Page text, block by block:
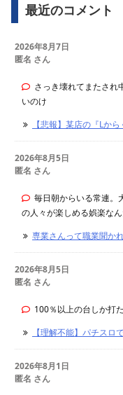
最近のコメント
2026年8月7日
匿名 さん
さっき壊れてまたされ
いのけ
【悲報】某店の『Lか
2026年8月5日
匿名 さん
毎日朝からいる常連。
の人々が楽しめる娯楽なん
専業さんって職業聞か
2026年8月5日
匿名 さん
100％以上の台しか打
【理解不能】パチスロ
2026年8月1日
匿名 さん